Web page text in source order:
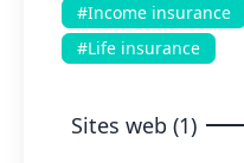
#Income insurance
#Life insurance
Sites web (1)